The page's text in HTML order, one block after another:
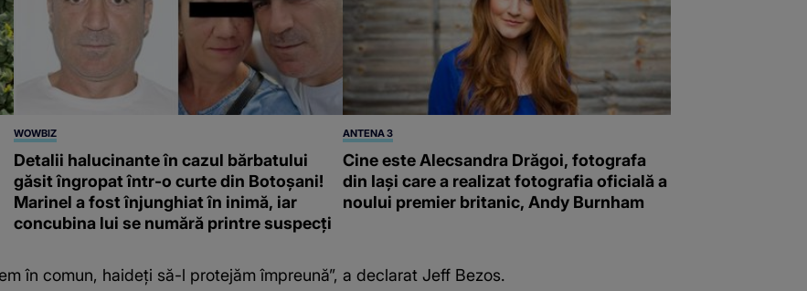
WOWBIZ
Detalii halucinante în cazul bărbatului
găsit îngropat într-o curte din Botoșani!
Marinel a fost înjunghiat în inimă, iar
concubina lui se numără printre suspecți
ANTENA 3
Cine este Alecsandra Drăgoi, fotografa
din Iași care a realizat fotografia oficială a
noului premier britanic, Andy Burnham
în comun, haideți să-l protejăm împreună”, a declarat Jeff Bezos.